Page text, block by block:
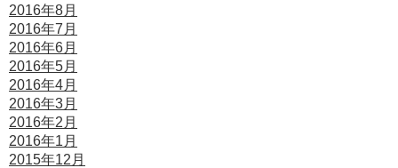
2016年8月
2016年7月
2016年6月
2016年5月
2016年4月
2016年3月
2016年2月
2016年1月
2015年12月